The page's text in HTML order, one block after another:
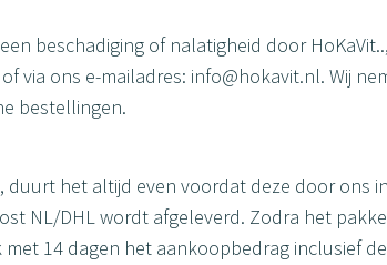
beschadiging of nalatigheid door
via ons e-mailadres: info@hokavit.nl. Wij
bestellingen.
het altijd even voordat deze door ons
NL/DHL wordt afgeleverd. Zodra het
14 dagen het aankoopbedrag inclusief